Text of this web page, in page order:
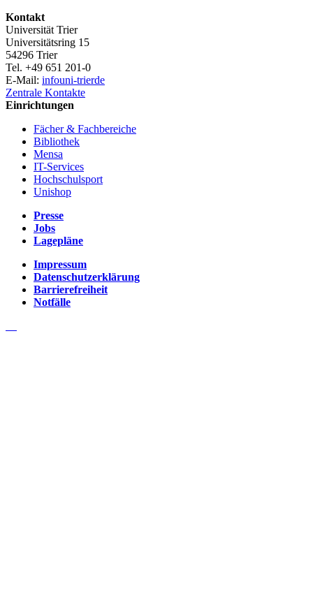
Kontakt
Universität Trier
Universitätsring 15
54296 Trier
Tel. +49 651 201-0
E-Mail: infouni-trierde
Zentrale Kontakte
Einrichtungen
Fächer & Fachbereiche
Bibliothek
Mensa
IT-Services
Hochschulsport
Unishop
Presse
Jobs
Lagepläne
Impressum
Datenschutzerklärung
Barrierefreiheit
Notfälle